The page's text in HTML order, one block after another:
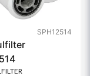
SPH12514